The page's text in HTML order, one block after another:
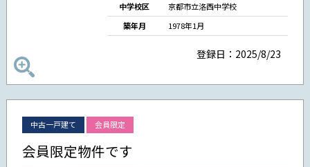
中学校区
京都市立洛西中学校
築年月
1978年1月
登録日：2025/8/23
中古一戸建て 会員限定
会員限定物件です